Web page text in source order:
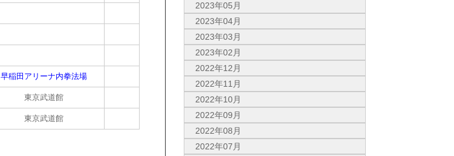
早稲田アリーナ内拳法場
東京武道館
東京武道館
2023年05月
2023年04月
2023年03月
2023年02月
2022年12月
2022年11月
2022年10月
2022年09月
2022年08月
2022年07月